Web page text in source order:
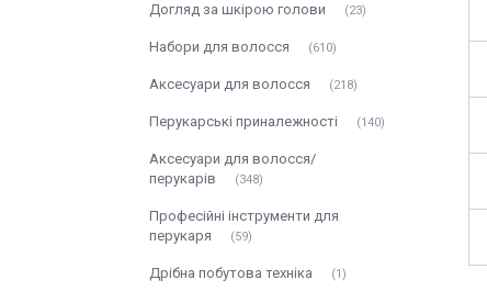
Догляд за шкірою голови 23
Набори для волосся 610
Аксесуари для волосся 218
Перукарські приналежності 140
Аксесуари для волосся/
перукарів
348
Професійні інструменти для
перукаря
59
Дрібна побутова техніка 1